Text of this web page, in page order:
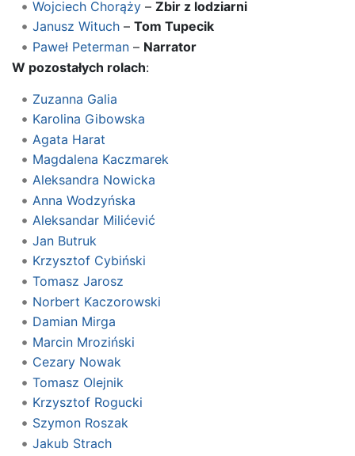
Wojciech Chorąży– Zbir z lodziarni
Janusz Wituch– Tom Tupecik
Paweł Peterman– Narrator
W pozostałych rolach:
Zuzanna Galia
Karolina Gibowska
Agata Harat
Magdalena Kaczmarek
Aleksandra Nowicka
Anna Wodzyńska
Aleksandar Milićević
Jan Butruk
Krzysztof Cybiński
Tomasz Jarosz
Norbert Kaczorowski
Damian Mirga
Marcin Mroziński
Cezary Nowak
Tomasz Olejnik
Krzysztof Rogucki
Szymon Roszak
Jakub Strach